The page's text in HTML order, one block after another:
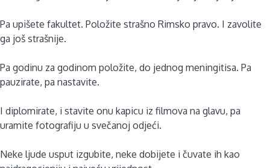
Pa upišete fakultet. Položite strašno Rimsko pravo. I zavolite
ga još strašnije.
Pa godinu za godinom položite, do jednog meningitisa. Pa
pauzirate, pa nastavite.
I diplomirate, i stavite onu kapicu iz filmova na glavu, pa
uramite fotografiju u svečanoj odjeći.
Neke ljude usput izgubite, neke dobijete i čuvate ih kao